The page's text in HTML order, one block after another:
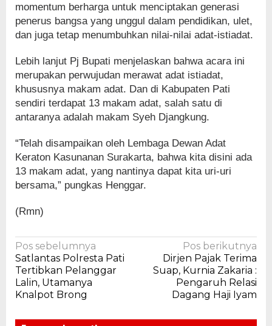
momentum berharga untuk menciptakan generasi
penerus bangsa yang unggul dalam pendidikan, ulet,
dan juga tetap menumbuhkan nilai-nilai adat-istiadat.
Lebih lanjut Pj Bupati menjelaskan bahwa acara ini
merupakan perwujudan merawat adat istiadat,
khususnya makam adat. Dan di Kabupaten Pati
sendiri terdapat 13 makam adat, salah satu di
antaranya adalah makam Syeh Djangkung.
“Telah disampaikan oleh Lembaga Dewan Adat
Keraton Kasunanan Surakarta, bahwa kita disini ada
13 makam adat, yang nantinya dapat kita uri-uri
bersama,” pungkas Henggar.
(Rmn)
Navigasi
pos
Pos sebelumnya
Satlantas Polresta Pati
Tertibkan Pelanggar
Lalin, Utamanya
Knalpot Brong
Pos berikutnya
Dirjen Pajak Terima
Suap, Kurnia Zakaria :
Pengaruh Relasi
Dagang Haji Iyam